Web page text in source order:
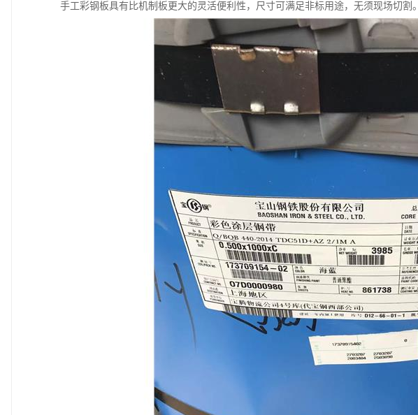
手工彩钢板具有比机制板更大的灵活便利性，尺寸可满足非标用途，无须现场切割。